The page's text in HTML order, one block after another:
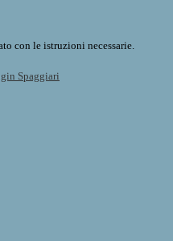
con le istruzioni necessarie.
Spaggiari